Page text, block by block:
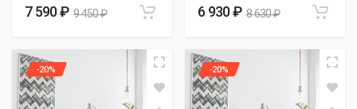
7 590 ₽ 9 450 ₽ 6 930 ₽ 8 630 ₽
-20% -20%